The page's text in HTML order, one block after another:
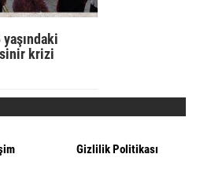
krizi
Gizlilik Politikası